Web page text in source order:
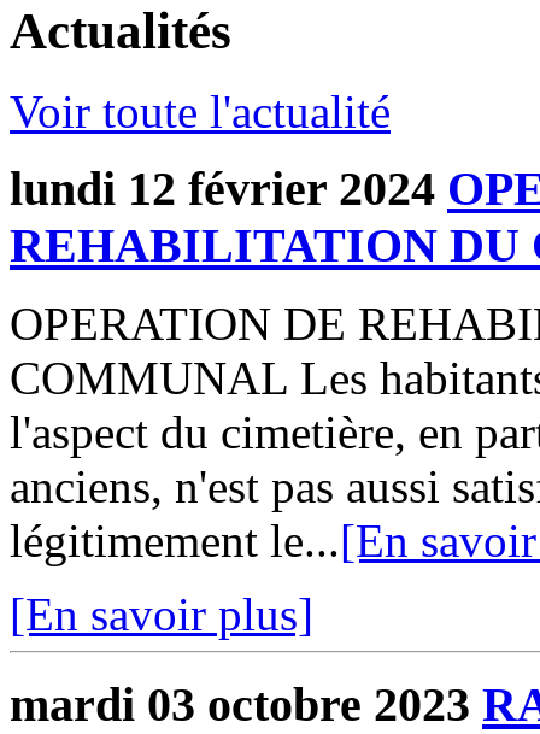
Actualités
Voir toute l'actualité
lundi 12 février 2024
REHABILITATION
OPERATION DE
COMMUNAL Les
l'aspect du cimetière, en
anciens, n'est pas aussi
légitimement le...[En
[En savoir plus]
mardi 03 octobre 2023